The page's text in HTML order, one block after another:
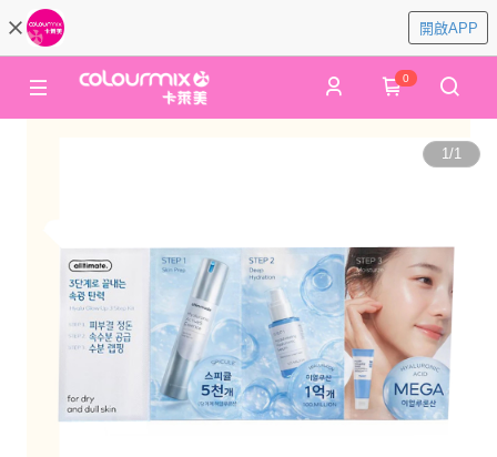
開啟APP
0
1/1